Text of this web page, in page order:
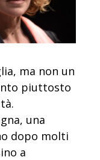
ma non un
piuttosto
una
dopo molti
a